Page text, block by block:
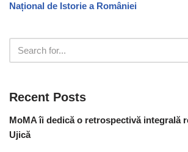
Național de Istorie a României
Recent Posts
MoMA îi dedică o retrospectivă integrală
Ujică